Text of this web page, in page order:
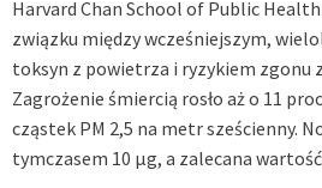
Harvard Chan School of Public Health
związku między wcześniejszym,
toksyn z powietrza i ryzykiem zgonu
Zagrożenie śmiercią rosło aż o 11
cząstek PM 2,5 na metr sześcienny.
tymczasem 10 μg, a zalecana